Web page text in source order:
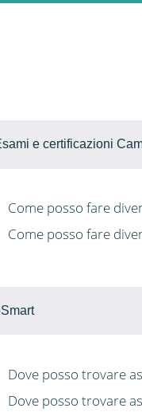
e certificazioni
Come posso fare
Come posso fare
Dove posso trovare
Dove posso trovare